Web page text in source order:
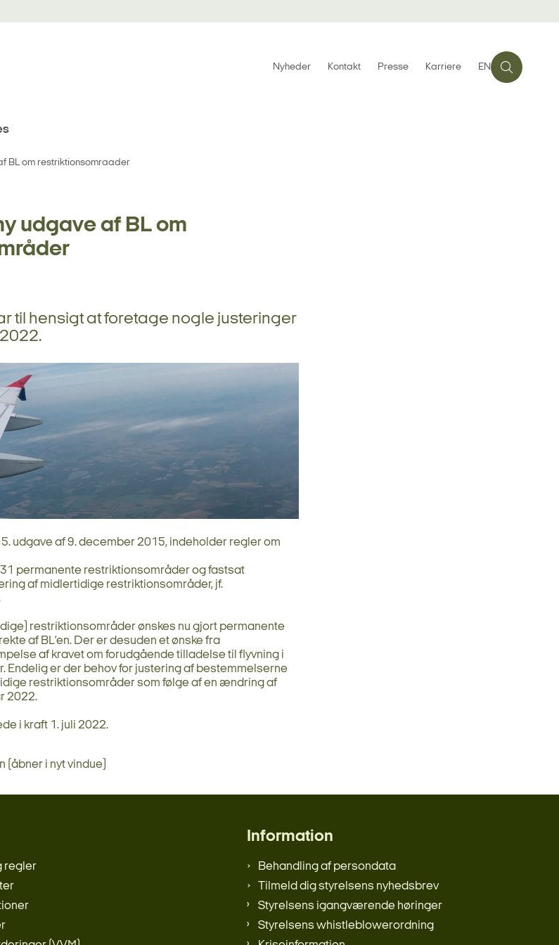
Nyheder Kontakt Presse Karriere EN
BL om restriktionsomraader
udgave af BL om
til hensigt at foretage nogle justeringer
udgave af 9. december 2015, indeholder regler om
31 permanente restriktionsområder og fastsat
af midlertidige restriktionsområder, jf.
restriktionsområder ønskes nu gjort permanente
af BL’en. Der er desuden et ønske fra
af kravet om forudgående tilladelse til flyvning i
Endelig er der behov for justering af bestemmelserne
restriktionsområder som følge af en ændring af
2022.
i kraft 1. juli 2022.
(åbner i nyt vindue)
regler
Information
Behandling af persondata
Tilmeld dig styrelsens nyhedsbrev
Styrelsens igangværende høringer
Styrelsens whistleblowerordning